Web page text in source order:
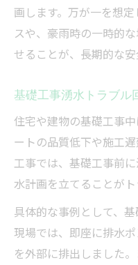
画します。万が一を想
スや、豪雨時の一時的
せることが、長期的な安
基礎工事湧水トラブル
住宅や建物の基礎工事
ートの品質低下や施工
工事では、基礎工事前
水計画を立てることが
具体的な事例として、
現場では、即座に排水
を外部に排出しました